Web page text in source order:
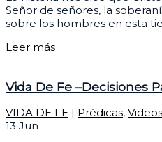
Señor de señores, la
sobre los hombres en esta
Leer más
Vida De Fe –Decisiones
VIDA DE FE | Prédicas, Videos
13 Jun